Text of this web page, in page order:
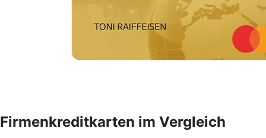
Firmenkreditkarten im Vergleich